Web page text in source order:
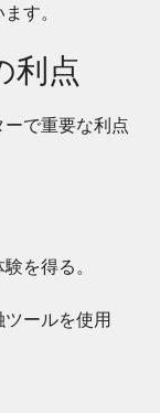
す。
利点
で重要な利点
を得る。
ールを使用